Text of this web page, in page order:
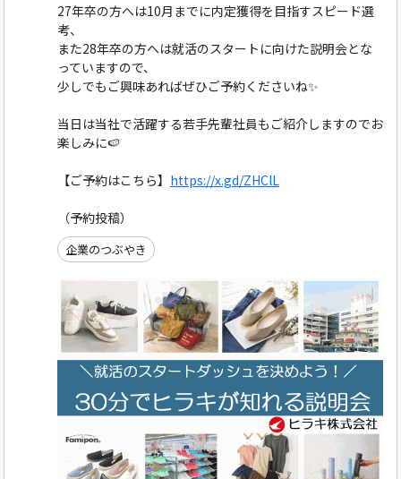
27年卒の方へは10月までに内定獲得を目指すスピード選
考、
また28年卒の方へは就活のスタートに向けた説明会とな
っていますので、
少しでもご興味あればぜひご予約くださいね✨
当日は当社で活躍する若手先輩社員もご紹介しますのでお
楽しみに🍉
【ご予約はこちら】 https://x.gd/ZHClL
（予約投稿）
企業のつぶやき